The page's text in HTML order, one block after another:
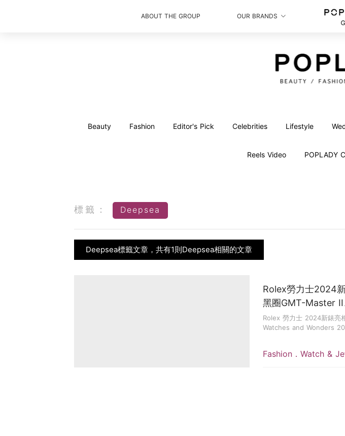
ABOUT THE GROUP OUR BRANDS
Beauty Fashion Editor's Pick Celebrities Lifestyle
Reels Video POPLADY
標籤： Deepsea
Deepsea標籤文章，共有1則Deepsea相關的文章
Fashion．Watch &
Rolex勞力士2024
黑圈GMT-Master II
鑲鑽珍珠母貝
Rolex 勞力士 2024新錶亮
Watches and Wonders